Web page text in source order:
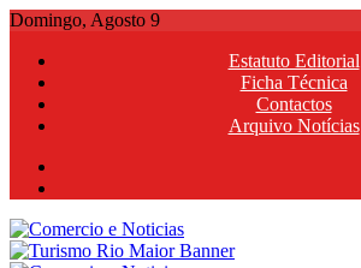
Skip
content
Domingo, Agosto 9
Estatuto Editorial
Ficha Técnica
Contactos
Arquivo Notícias